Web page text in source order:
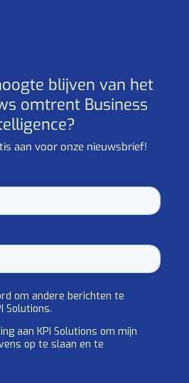
blijven van het
omtrent Business
aan voor onze nieuwsbrief!